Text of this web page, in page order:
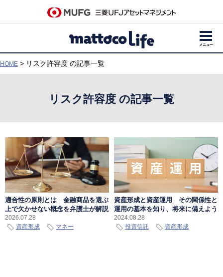
メニュー
HOME > リスク許容度 の記事一覧
リスク許容度 の記事一覧
適合性の原則とは 金融商品を選ぶ
上で欠かせない概念を弁護士が解説
2026.07.28
資産形成 マネー
資産形成と資産運用 その関係性と
運用の基本を知り、将来に備えよう
2024.08.28
投資信託 資産形成